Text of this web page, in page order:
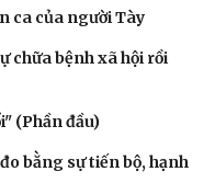
ca của người Tày
chữa bệnh xã hội rồi
(Phần đầu)
bằng sự tiến bộ, hạnh